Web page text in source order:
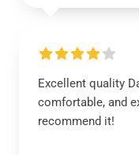
Excellent quality
comfortable, and
recommend it!